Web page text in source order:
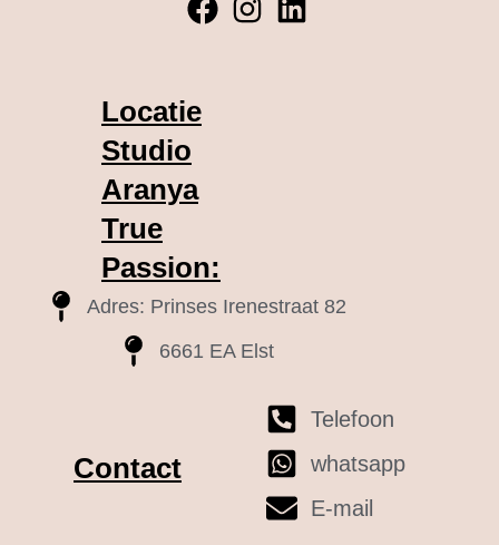
Locatie
Studio
Aranya
True
Passion:
Adres: Prinses Irenestraat 82
6661 EA Elst
Contact
Telefoon
whatsapp
E-mail